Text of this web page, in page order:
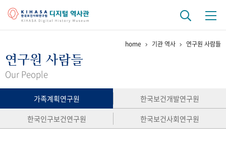
걸어온 길 기관 변천사
연구 역사
정책과 연구 키워드로 보는 연구 역사
연구자들
간행물 변천사
home 기관 역사 연구원 사람들
연구원 사람들
Our People
가족계획연구원
한국보건개발연구원
한국인구보건연구원
한국보건사회연구원